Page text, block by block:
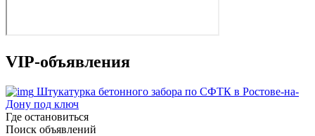
VIP-объявления
Штукатурка бетонного забора по СФТК в Ростове-на-
Дону под ключ
Где остановиться
Поиск объявлений